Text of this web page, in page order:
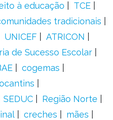
à educação
TCE
tradicionais
UNICEF
ATRICON
de Sucesso Escolar
cogemas
SEDUC
Região Norte
creches
mães